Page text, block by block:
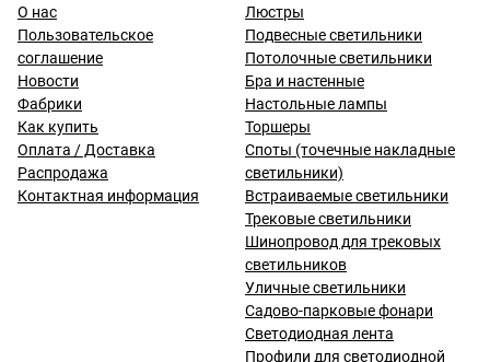
О нас
Пользовательское
соглашение
Новости
Фабрики
Как купить
Оплата / Доставка
Распродажа
Контактная информация
Люстры
Подвесные светильники
Потолочные светильники
Бра и настенные
Настольные лампы
Торшеры
Споты (точечные накладные
светильники)
Встраиваемые светильники
Трековые светильники
Шинопровод для трековых
светильников
Уличные светильники
Садово-парковые фонари
Светодиодная лента
Профили для светодиодной